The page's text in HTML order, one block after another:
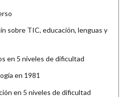
sobre TIC, educación, lenguas y
en 5 niveles de dificultad
en 1981
en 5 niveles de dificultad